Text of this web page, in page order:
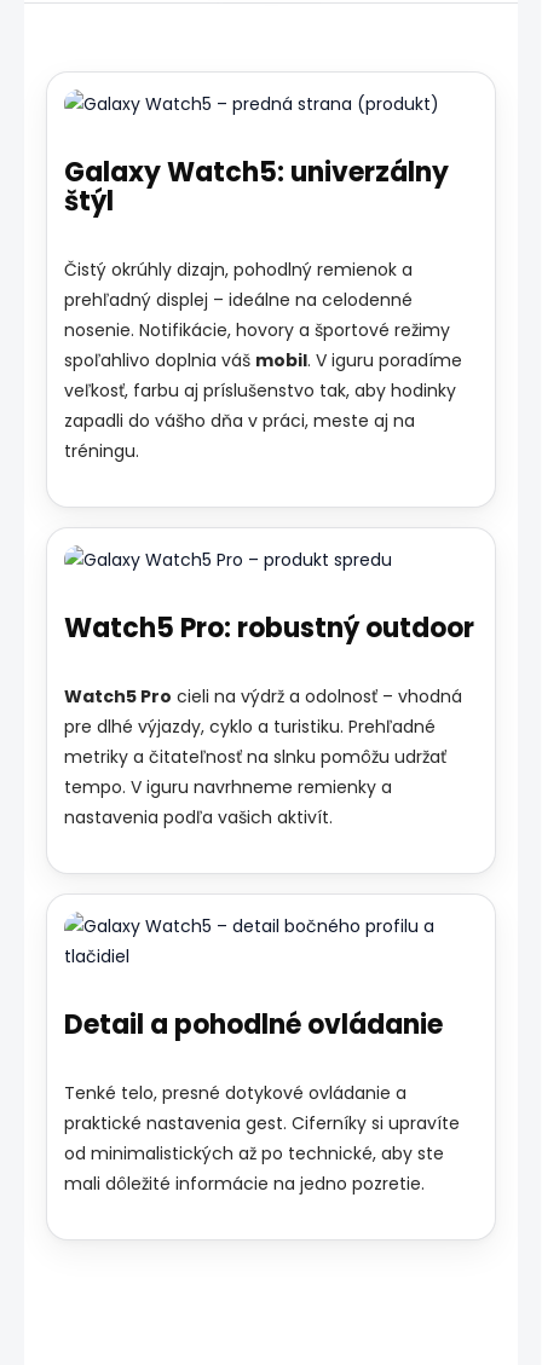
Galaxy Watch5: univerzálny
štýl
Čistý okrúhly dizajn, pohodlný remienok a
prehľadný displej – ideálne na celodenné
nosenie. Notifikácie, hovory a športové režimy
spoľahlivo doplnia váš mobil. V iguru poradíme
veľkosť, farbu aj príslušenstvo tak, aby hodinky
zapadli do vášho dňa v práci, meste aj na
tréningu.
Watch5 Pro: robustný outdoor
Watch5 Pro cieli na výdrž a odolnosť – vhodná
pre dlhé výjazdy, cyklo a turistiku. Prehľadné
metriky a čitateľnosť na slnku pomôžu udržať
tempo. V iguru navrhneme remienky a
nastavenia podľa vašich aktivít.
Detail a pohodlné ovládanie
Tenké telo, presné dotykové ovládanie a
praktické nastavenia gest. Ciferníky si upravíte
od minimalistických až po technické, aby ste
mali dôležité informácie na jedno pozretie.